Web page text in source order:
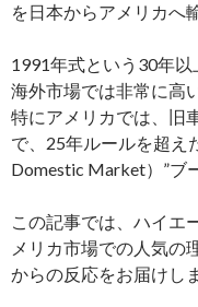
を日本からアメリカへ
1991年式という30年
海外市場では非常に高
特にアメリカでは、旧
で、25年ルールを超え
Domestic Market）”ブ
この記事では、ハイエ
メリカ市場での人気の
からの反応をお届けし